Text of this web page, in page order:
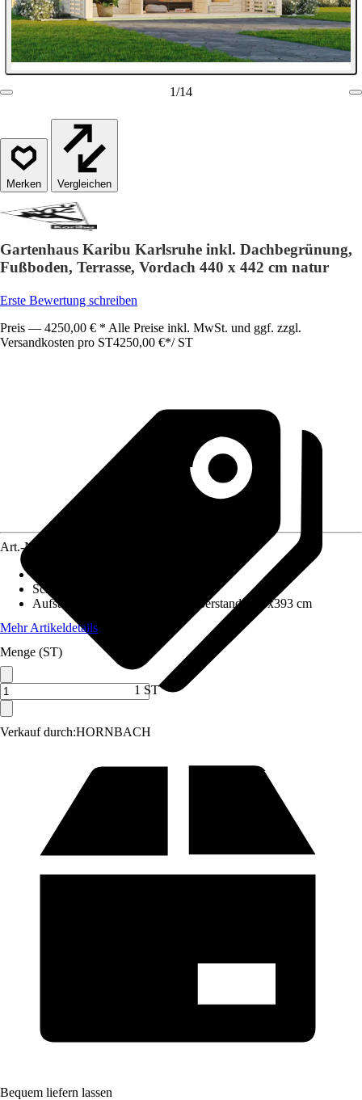
1/14
Vergleichen
Gartenhaus Karibu Karlsruhe inkl. Dachbegrünung,
Fußboden, Terrasse, Vordach 440 x 442 cm natur
Erste Bewertung schreiben
Preis — 4250,00 € * Alle Preise inkl. MwSt. und ggf. zzgl.
Versandkosten pro ST4250,00 €*/ ST
Verkauf durch:HORNBACH
Art.-Nr.
Schneelast
Aufstellmaße B x T ohne Dachüberstand:
393x393 cm
Mehr Artikeldetails
Menge (ST)
1 ST
Bequem liefern lassen